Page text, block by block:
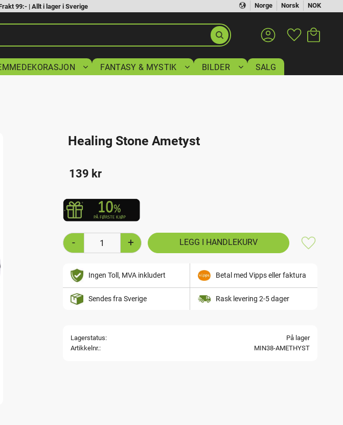
Norge Norsk NOK
99:- | Allt i lager i Sverige
Favoritter
FANTASY & MYSTIK BILDER SALG
Healing Stone Ametyst
139 kr
+
-
Lagre
Ingen Toll, MVA inkludert Betal med Vipps eller faktura
Sendes fra Sverige Rask levering 2-5 dager
Lagerstatus
På lager
Artikkelnr.
MIN38-AMETHYST